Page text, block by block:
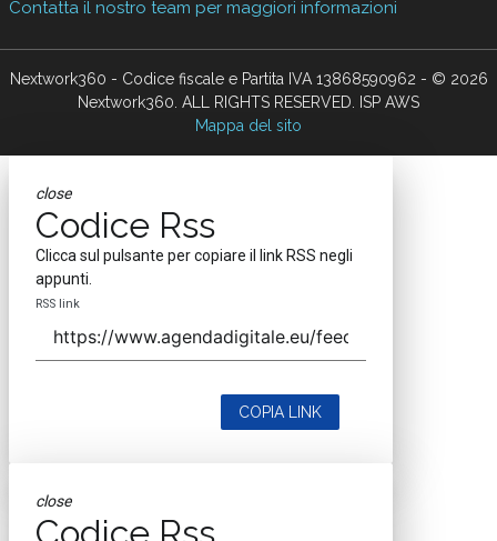
Contatta il nostro team per maggiori informazioni
Nextwork360 - Codice fiscale e Partita IVA 13868590962 - © 2026
Nextwork360. ALL RIGHTS RESERVED. ISP AWS
Mappa del sito
close
Codice Rss
Clicca sul pulsante per copiare il link RSS negli
appunti.
RSS link
COPIA LINK
close
Codice Rss